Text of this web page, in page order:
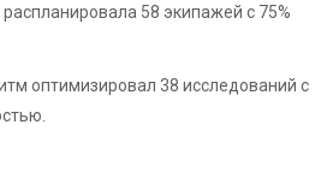
58 экипажей с 75%
оптимизировал 38 исследований с